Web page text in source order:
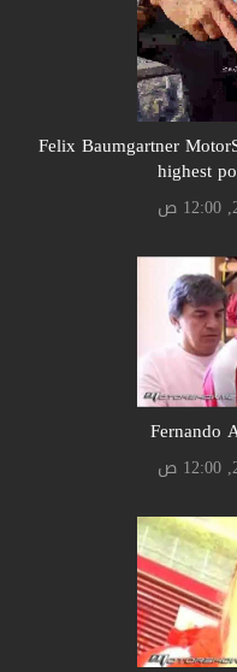
Felix Baumgartner
highest
Fernando